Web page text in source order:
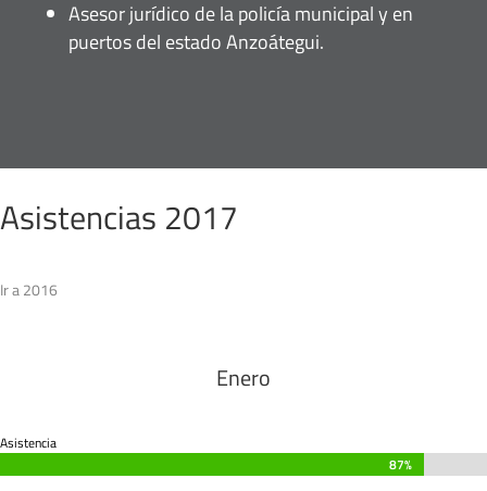
Asesor jurídico de la policía municipal y en
puertos del estado Anzoátegui.
Asistencias 2017
Ir a 2016
Enero
Asistencia
87%
87%